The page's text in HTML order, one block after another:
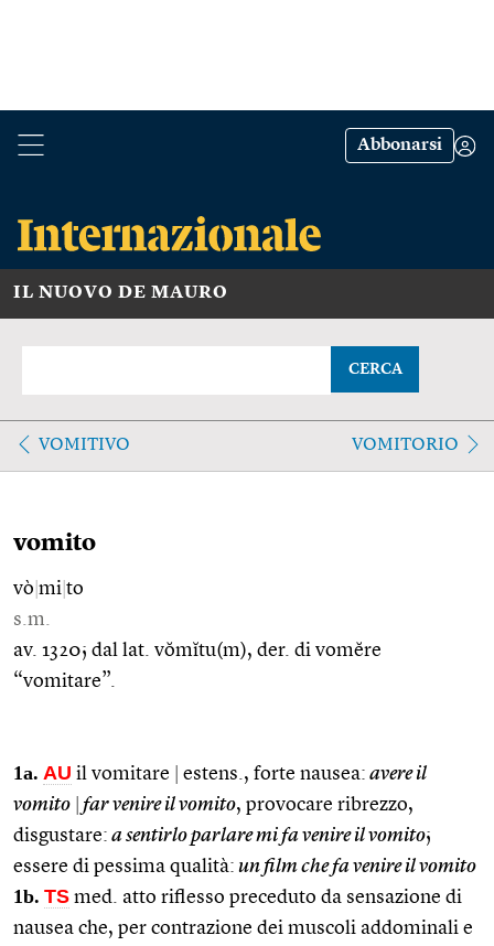
Abbonarsi
IL NUOVO DE MAURO
CERCA
VOMITIVO VOMITORIO
vomito
vò mi to
s.m.
av. 1320; dal lat. vŏmĭtu(m), der. di vomĕre
“vomitare”.
1a. AU il vomitare estens., forte nausea: avere il
vomito
far venire il vomito, provocare ribrezzo,
disgustare: a sentirlo parlare mi fa venire il vomito;
essere di pessima qualità: un film che fa venire il vomito
1b. TS med. atto riflesso preceduto da sensazione di
nausea che, per contrazione dei muscoli addominali e